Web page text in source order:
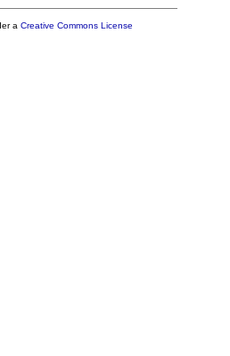
a Creative Commons License